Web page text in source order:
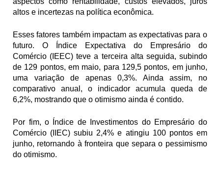
altos e incertezas na política econômica.
Esses fatores também impactam as expectativas para o
futuro. O Índice Expectativa do Empresário do
Comércio (IEEC) teve a terceira alta seguida, subindo
de 129 pontos, em maio, para 129,5 pontos, em junho,
uma variação de apenas 0,3%. Ainda assim, no
comparativo anual, o indicador acumula queda de
6,2%, mostrando que o otimismo ainda é contido.
Por fim, o Índice de Investimentos do Empresário do
Comércio (IIEC) subiu 2,4% e atingiu 100 pontos em
junho, retornando à fronteira que separa o pessimismo
do otimismo.